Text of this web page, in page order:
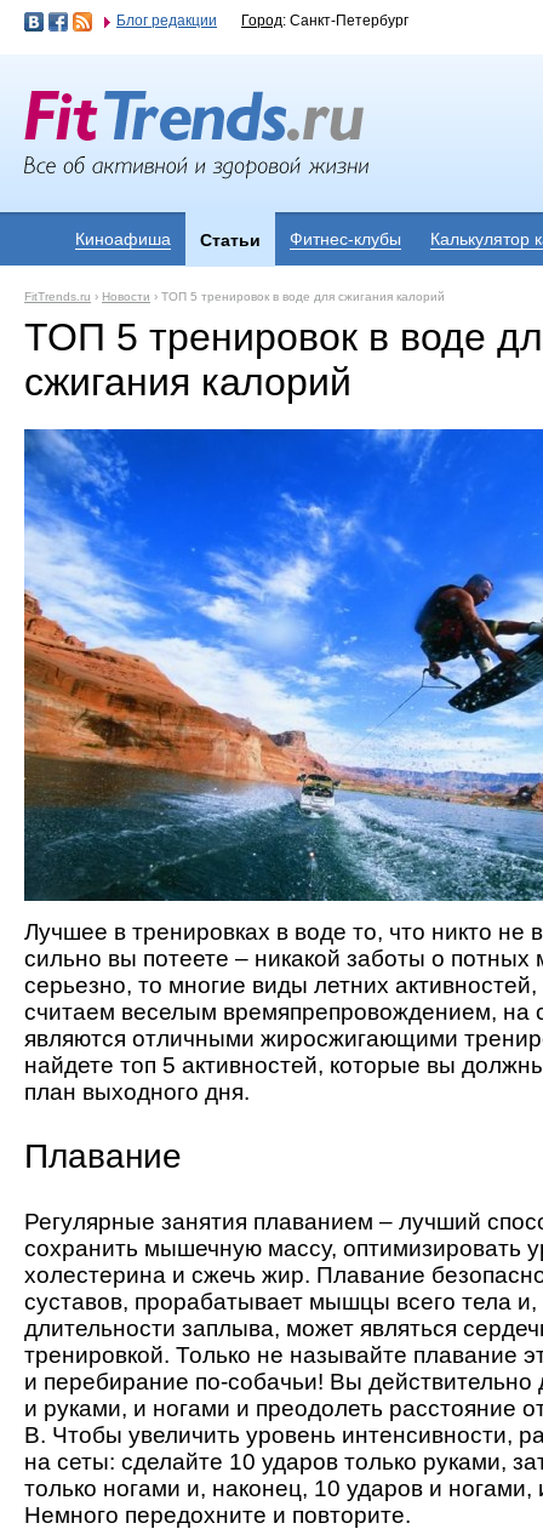
Блог редакции Город: Санкт-Петербург
Киноафиша Статьи Фитнес-клубы Калькулятор
FitTrends.ru › Новости › ТОП 5 тренировок в воде для сжигания калорий
ТОП 5 тренировок в воде
сжигания калорий
Лучшее в тренировках в воде то, что никто не
сильно вы потеете – никакой заботы о потных
серьезно, то многие виды летних
считаем веселым времяпрепровождением, на
являются отличными жиросжигающими
найдете топ 5 активностей, которые вы
план выходного дня.
Плавание
Регулярные занятия плаванием – лучший
сохранить мышечную массу, оптимизировать
холестерина и сжечь жир. Плавание
суставов, прорабатывает мышцы всего тела и,
длительности заплыва, может являться
тренировкой. Только не называйте плавание
и перебирание по-собачьи! Вы
и руками, и ногами и преодолеть расстояние
В. Чтобы увеличить уровень интенсивности,
на сеты: сделайте 10 ударов только руками,
только ногами и, наконец, 10 ударов и ногами,
Немного передохните и повторите.